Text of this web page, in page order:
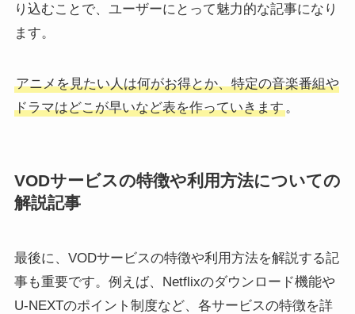
り込むことで、ユーザーにとって魅力的な記事になり
ます。
アニメを見たい人は何がお得とか、特定の音楽番組や
ドラマはどこが早いなど表を作っていきます。
VODサービスの特徴や利用方法についての
解説記事
最後に、VODサービスの特徴や利用方法を解説する記
事も重要です。例えば、Netflixのダウンロード機能や
U-NEXTのポイント制度など、各サービスの特徴を詳